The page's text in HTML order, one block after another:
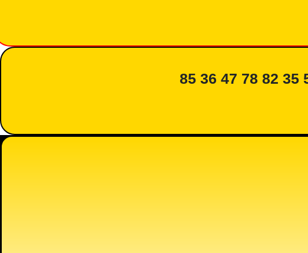
85 36 47 78 82 35